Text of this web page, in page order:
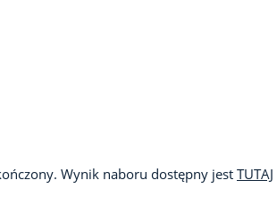
Wynik naboru dostępny jest TUTAJ